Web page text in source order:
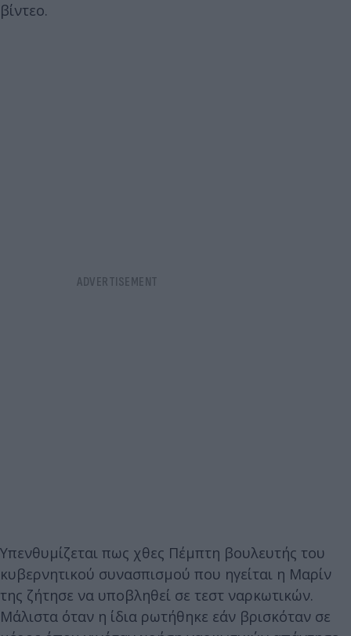
βίντεο.
Υπενθυμίζεται πως χθες Πέμπτη βουλευτής του
κυβερνητικού συνασπισμού που ηγείται η Μαρίν
της ζήτησε να υποβληθεί σε τεστ ναρκωτικών.
Μάλιστα όταν η ίδια ρωτήθηκε εάν βρισκόταν σε